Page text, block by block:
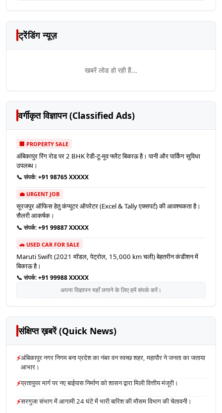
ट्रेंडिंग न्यूज़
खबरें लोड हो रही हैं...
वर्गीकृत विज्ञापन (Classified Ads)
🏢 PROPERTY SALE
अंबिकापुर रिंग रोड पर 2 BHK रेडी-टू-मूव फ्लैट बिकाऊ है। पानी और पार्किंग सुविधा
उपलब्ध।
📞 संपर्क:+91 98765 XXXXX
💼 URGENT JOB
सूरजपुर ऑफिस हेतु कंप्यूटर ऑपरेटर (Excel & Tally एक्सपर्ट) की आवश्यकता है।
सैलरी आकर्षक।
📞 संपर्क:+91 99887 XXXXX
🚗 USED CAR FOR SALE
Maruti Swift (2021 मॉडल, पेट्रोल, 15,000 km चली) बेहतरीन कंडीशन में
बिकाऊ है।
📞 संपर्क:+91 99988 XXXXX
अपना विज्ञापन यहाँ लगाने के लिए हमें संपर्क करें।
संक्षिप्त ख़बरें (Quick News)
⚡अंबिकापुर नगर निगम बना प्रदेश का नंबर वन स्वच्छ शहर, महापौर ने जनता का जताया
आभार।
⚡प्रतापुपर मार्ग पर नए बाईपास निर्माण को शासन द्वारा मिली वित्तीय मंजूरी।
⚡सरगुजा संभाग में आगामी 24 घंटे में भारी बारिश की मौसम विभाग की चेतावनी।